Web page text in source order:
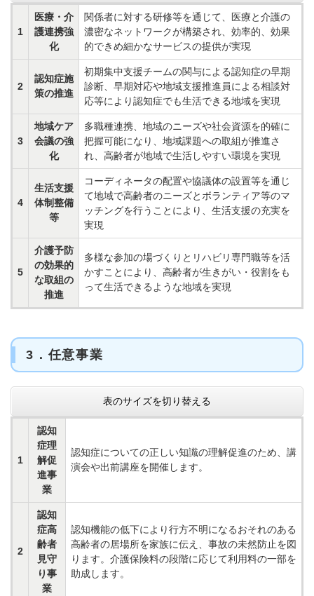
1
医療・介
護連携強
化
関係者に対する研修等を通じて、医療と介護の
濃密なネットワークが構築され、効率的、効果
的できめ細かなサービスの提供が実現
2
認知症施
策の推進
初期集中支援チームの関与による認知症の早期
診断、早期対応や地域支援推進員による相談対
応等により認知症でも生活できる地域を実現
3
地域ケア
会議の強
化
多職種連携、地域のニーズや社会資源を的確に
把握可能になり、地域課題への取組が推進さ
れ、高齢者が地域で生活しやすい環境を実現
4
生活支援
体制整備
等
コーディネータの配置や協議体の設置等を通じ
て地域で高齢者のニーズとボランティア等のマ
ッチングを行うことにより、生活支援の充実を
実現
5
介護予防
の効果的
な取組の
推進
多様な参加の場づくりとリハビリ専門職等を活
かすことにより、高齢者が生きがい・役割をも
って生活できるような地域を実現
3．任意事業
表のサイズを切り替える
1
認知
症理
解促
進事
業
認知症についての正しい知識の理解促進のため、講
演会や出前講座を開催します。
2
認知
症高
齢者
見守
り事
業
認知機能の低下により行方不明になるおそれのある
高齢者の居場所を家族に伝え、事故の未然防止を図
ります。介護保険料の段階に応じて利用料の一部を
助成します。